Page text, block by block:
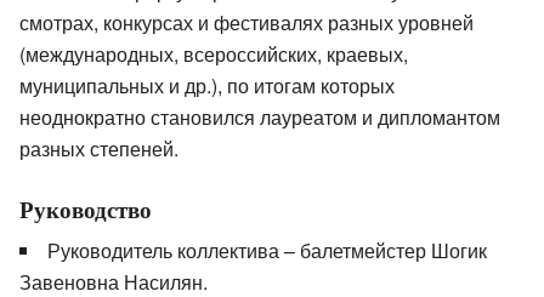
смотрах, конкурсах и фестивалях разных уровней
(международных, всероссийских, краевых,
муниципальных и др.), по итогам которых
неоднократно становился лауреатом и дипломантом
разных степеней.
Руководство
Руководитель коллектива – балетмейстер Шогик
Завеновна Насилян.